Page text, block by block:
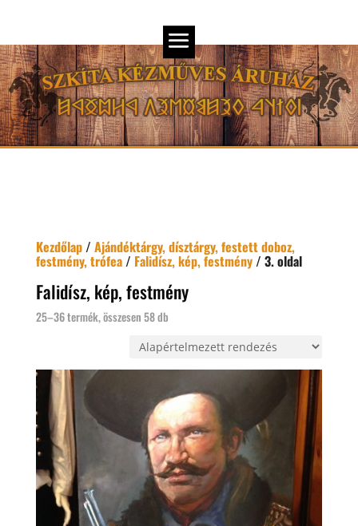
Kezdőlap/ Ajándéktárgy, dísztárgy, festett doboz,
festmény, trófea/ Falidísz, kép, festmény/ 3. oldal
Falidísz, kép, festmény
25–36 termék, összesen 58 db